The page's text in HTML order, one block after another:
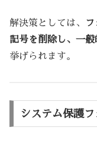
解決策としては、
記号を削除し、一
挙げられます。
システム保護